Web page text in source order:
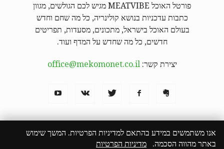
פורטל האוכל MEATVIBE מגיש לכם הגולשים, מגוון
כתבות עדכניות בנושא קולינריה, כל מה שחם וחדש
בעולם האוכל בישראל, מתכונים, מסעדות, תפריטים
חדשים, כל מה שחדש על המדף ועוד.
יצירת קשר: office@mekomonet.co.il
מחפשים כותבים פרסמו אצלנו פרסום תוכן שיווקי
אנו משתמשים במידע בהתאם למדיניות הפרטיות. המשך שימוש
באתר מהווה הסכמה. מדיניות הפרטיות